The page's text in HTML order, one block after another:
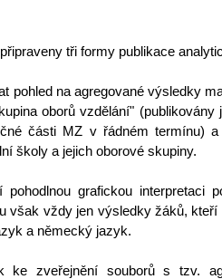
tři formy publikace
pohled na agregované výsledky
oborů vzdělání"
části MZ v řádném termínu) a
školy a jejich oborové skupiny.
pohodlnou grafickou interpretaci
však vždy jen výsledky žáků,
a německý jazyk.
ke zveřejnění souborů s tzv.